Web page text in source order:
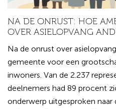
NA DE ONRUST: HOE
OVER ASIELOPVANG
Na de onrust over
gemeente voor een
inwoners. Van de 2.237
deelnemers had 89 procent
onderwerp uitgesproken